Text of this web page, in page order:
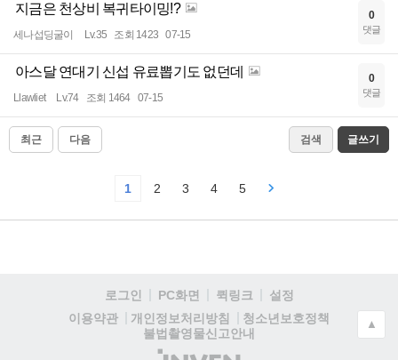
지금은 천상비 복귀타이밍!?
세나섭딩굴이 Lv.35 조회 1423 07-15
0
댓글
아스달 연대기 신섭 유료뽑기도 없던데
Llawliet Lv.74 조회 1464 07-15
0
댓글
최근 다음 검색 글쓰기
1 2 3 4 5
로그인 PC화면 퀵링크
설정
이용약관
개인정보처리방침
청소년보호정책
불법촬영물신고안내
(주)
▲